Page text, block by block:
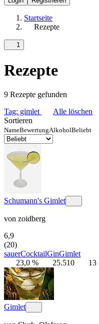
Startseite
Rezepte
1
Rezepte
9 Rezepte gefunden
Tag: gimlet
Alle löschen
Sortieren
NameBewertungAlkoholBeliebt
Schumann's Gimlet
von zoidberg
6,9
(20)
sauerCocktailGinGimlet
23,0 %
25.510 13
Gimlet